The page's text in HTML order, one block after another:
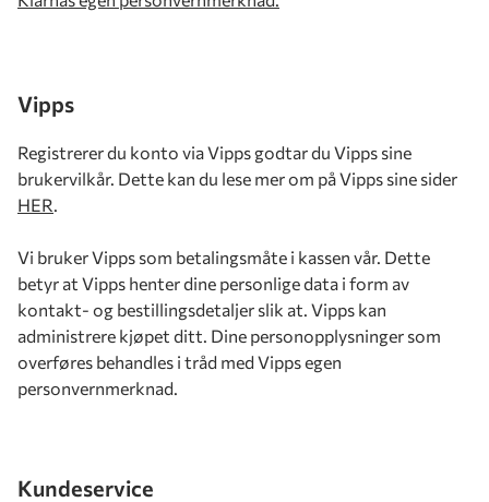
Vipps
Registrerer du konto via Vipps godtar du Vipps sine
brukervilkår. Dette kan du lese mer om på Vipps sine sider
HER.
Vi bruker Vipps som betalingsmåte i kassen vår. Dette
betyr at Vipps henter dine personlige data i form av
kontakt- og bestillingsdetaljer slik at. Vipps kan
administrere kjøpet ditt. Dine personopplysninger som
overføres behandles i tråd med Vipps egen
personvernmerknad.
Kundeservice